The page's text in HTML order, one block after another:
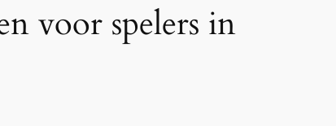
voor spelers in